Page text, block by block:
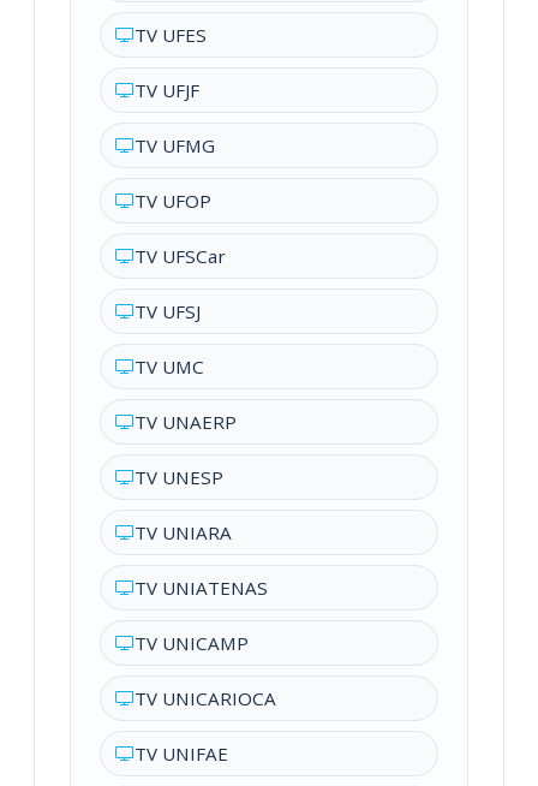
TV UFES
TV UFJF
TV UFMG
TV UFOP
TV UFSCar
TV UFSJ
TV UMC
TV UNAERP
TV UNESP
TV UNIARA
TV UNIATENAS
TV UNICAMP
TV UNICARIOCA
TV UNIFAE